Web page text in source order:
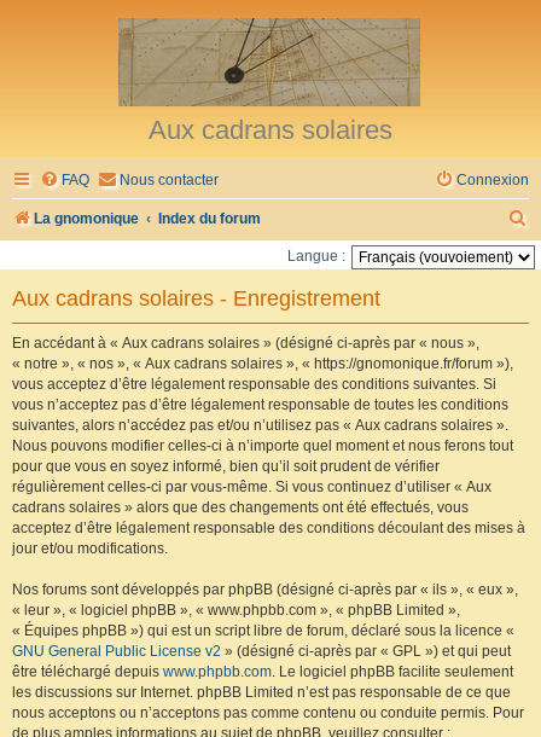
Aux cadrans solaires
FAQ Nous contacter Connexion
La gnomonique Index du forum
e
Langue :
Aux cadrans solaires - Enregistrement
En accédant à « Aux cadrans solaires » (désigné ci-après par « nous »,
« notre », « nos », « Aux cadrans solaires », « https://gnomonique.fr/forum »),
vous acceptez d’être légalement responsable des conditions suivantes. Si
vous n’acceptez pas d’être légalement responsable de toutes les conditions
suivantes, alors n’accédez pas et/ou n’utilisez pas « Aux cadrans solaires ».
Nous pouvons modifier celles-ci à n’importe quel moment et nous ferons tout
pour que vous en soyez informé, bien qu’il soit prudent de vérifier
régulièrement celles-ci par vous-même. Si vous continuez d’utiliser « Aux
cadrans solaires » alors que des changements ont été effectués, vous
acceptez d’être légalement responsable des conditions découlant des mises à
jour et/ou modifications.
Nos forums sont développés par phpBB (désigné ci-après par « ils », « eux »,
« leur », « logiciel phpBB », « www.phpbb.com », « phpBB Limited »,
« Équipes phpBB ») qui est un script libre de forum, déclaré sous la licence «
GNU General Public License v2 » (désigné ci-après par « GPL ») et qui peut
être téléchargé depuis www.phpbb.com. Le logiciel phpBB facilite seulement
les discussions sur Internet. phpBB Limited n’est pas responsable de ce que
nous acceptons ou n’acceptons pas comme contenu ou conduite permis. Pour